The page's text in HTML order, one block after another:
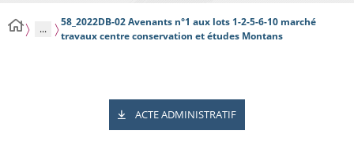
...
58_2022DB-02 Avenants n°1 aux lots 1-2-5-6-10 marché
travaux centre conservation et études Montans
ACTE ADMINISTRATIF